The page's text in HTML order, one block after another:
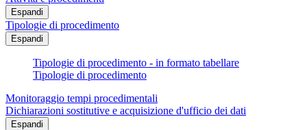
Espandi
Tipologie di procedimento
Espandi
Tipologie di procedimento - in formato tabellare
Tipologie di procedimento
Monitoraggio tempi procedimentali
Dichiarazioni sostitutive e acquisizione d'ufficio dei dati
Espandi